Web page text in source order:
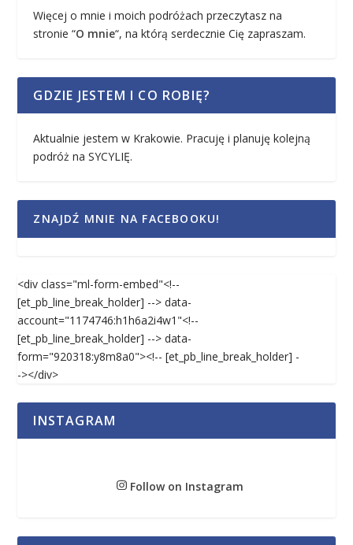
Więcej o mnie i moich podróżach przeczytasz na
stronie “O mnie“, na którą serdecznie Cię zapraszam.
GDZIE JESTEM I CO ROBIĘ?
Aktualnie jestem w Krakowie. Pracuję i planuję kolejną
podróż na SYCYLIĘ.
ZNAJDŹ MNIE NA FACEBOOKU!
<div class="ml-form-embed"<!--
[et_pb_line_break_holder] --> data-
account="1174746:h1h6a2i4w1"<!--
[et_pb_line_break_holder] --> data-
form="920318:y8m8a0"><!-- [et_pb_line_break_holder] -
-></div>
INSTAGRAM
Follow on Instagram